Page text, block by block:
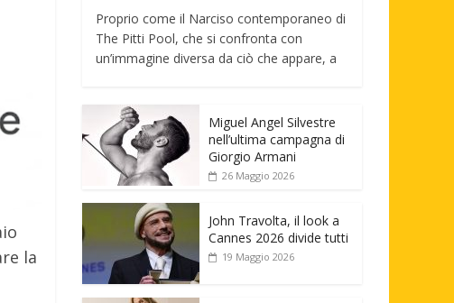
la
Proprio come il Narciso contemporaneo di
The Pitti Pool, che si confronta con
un’immagine diversa da ciò che appare, a
Miguel Angel Silvestre
nell’ultima campagna di
Giorgio Armani
26 Maggio 2026
John Travolta, il look a
Cannes 2026 divide tutti
19 Maggio 2026